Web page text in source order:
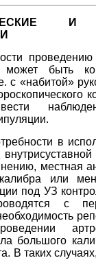
И
может быть
с «набитой»
вести
в
местная
или
под УЗ
с
большого
В таких